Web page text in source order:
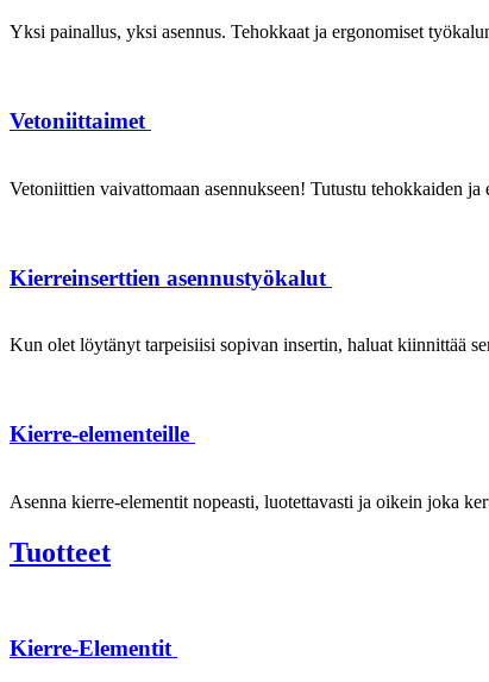
Yksi painallus, yksi asennus. Tehokkaat ja ergonomiset
Vetoniittaimet
Vetoniittien vaivattomaan asennukseen! Tutustu tehokkaiden
Kierreinserttien asennustyökalut
Kun olet löytänyt tarpeisiisi sopivan insertin, haluat kiinnittää
Kierre-elementeille
Asenna kierre-elementit nopeasti, luotettavasti ja oikein joka
Tuotteet
Kierre-Elementit